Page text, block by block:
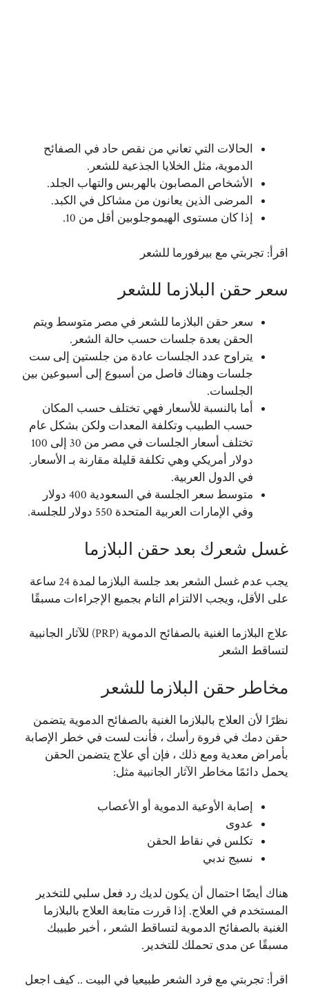
الحالات التي تعاني من نقص حاد في الصفائح
الدموية، مثل الخلايا الجذعية للشعر.
الأشخاص المصابون بالهربس والتهاب الجلد.
المرضى الذين يعانون من مشاكل في الكبد.
إذا كان مستوى الهيموجلوبين أقل من 10.
اقرأ: تجربتي مع بيرفورما للشعر
سعر حقن البلازما للشعر
سعر حقن البلازما للشعر في مصر متوسط ​​ويتم
الحقن بعدة جلسات حسب حالة الشعر.
يتراوح عدد الجلسات عادة من جلستين إلى ست
جلسات وهناك فاصل من أسبوع إلى أسبوعين بين
الجلسات.
أما بالنسبة للأسعار فهي تختلف حسب المكان
حسب الطبيب وتكلفة المعدات ولكن بشكل عام
تختلف أسعار الجلسات في مصر من 30 إلى 100
دولار أمريكي وهي تكلفة قليلة مقارنة بـ الأسعار.
في الدول العربية.
متوسط ​​سعر الجلسة في السعودية 400 دولار
وفي الإمارات العربية المتحدة 550 دولار للجلسة.
غسل شعرك بعد حقن البلازما
يجب عدم غسل الشعر بعد جلسة البلازما لمدة 24 ساعة
على الأقل، ويجب الالتزام التام بجميع الإجراءات مسبقًا
علاج البلازما الغنية بالصفائح الدموية (PRP) للآثار الجانبية
لتساقط الشعر
مخاطر حقن البلازما للشعر
نظرًا لأن العلاج بالبلازما الغنية بالصفائح الدموية يتضمن
حقن دمك في فروة رأسك ، فأنت لست في خطر الإصابة
بأمراض معدية ومع ذلك ، فإن أي علاج يتضمن الحقن
يحمل دائمًا مخاطر الآثار الجانبية مثل:
إصابة الأوعية الدموية أو الأعصاب
عدوى
تكلس في نقاط الحقن
نسيج ندبي
هناك أيضًا احتمال أن يكون لديك رد فعل سلبي للتخدير
المستخدم في العلاج. إذا قررت متابعة العلاج بالبلازما
الغنية بالصفائح الدموية لتساقط الشعر ، أخبر طبيبك
مسبقًا عن مدى تحملك للتخدير.
اقرأ: تجربتي مع فرد الشعر طبيعيا في البيت .. كيف اجعل